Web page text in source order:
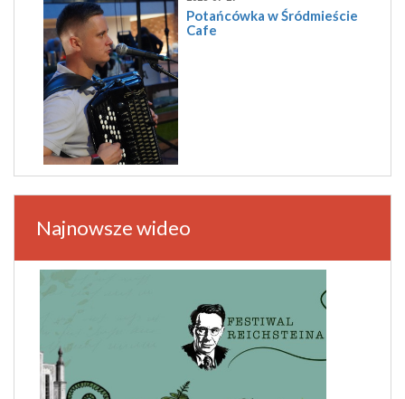
Potańcówka w Śródmieście
Cafe
Najnowsze wideo